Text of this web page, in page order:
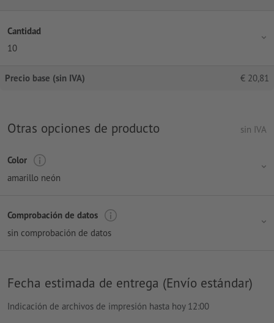
Cantidad
10
Precio base (sin IVA) € 20,81
Otras opciones de producto sin IVA
Color
amarillo neón
Comprobación de datos
sin comprobación de datos
Fecha estimada de entrega (Envío estándar)
Indicación de archivos de impresión hasta hoy 12:00